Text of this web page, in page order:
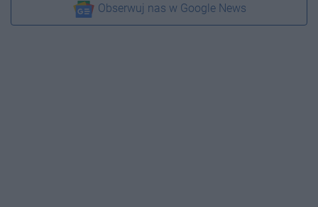
Obserwuj nas w Google News